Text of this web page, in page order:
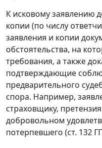
К исковому заявлению
копии (по числу
заявления и копии
обстоятельства, на
требования, а также
подтверждающие
предварительного
спора. Например,
страховщику,
добровольном
потерпевшего (ст. 132